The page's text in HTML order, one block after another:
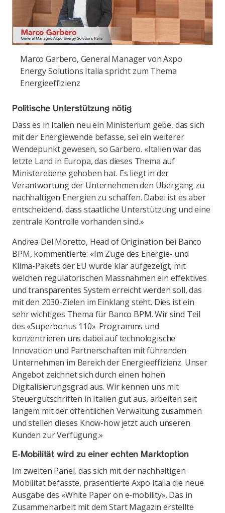
Marco Garbero, General Manager von Axpo
Energy Solutions Italia spricht zum Thema
Energieeffizienz
Politische Unterstützung nötig
Dass es in Italien neu ein Ministerium gebe, das sich
mit der Energiewende befasse, sei ein weiterer
Wendepunkt gewesen, so Garbero. «Italien war das
letzte Land in Europa, das dieses Thema auf
Ministerebene gehoben hat. Es liegt in der
Verantwortung der Unternehmen den Übergang zu
nachhaltigen Energien zu schaffen. Dabei ist es aber
entscheidend, dass staatliche Unterstützung und eine
zentrale Kontrolle vorhanden sind.»
Andrea Del Moretto, Head of Origination bei Banco
BPM, kommentierte: «Im Zuge des Energie- und
Klima-Pakets der EU wurde klar aufgezeigt, mit
welchen regulatorischen Massnahmen ein effektives
und transparentes System erreicht werden soll, das
mit den 2030-Zielen im Einklang steht. Dies ist ein
sehr wichtiges Thema für Banco BPM. Wir sind Teil
des «Superbonus 110»-Programms und
konzentrieren uns dabei auf technologische
Innovation und Partnerschaften mit führenden
Unternehmen im Bereich der Energieeffizienz. Unser
Angebot zeichnet sich durch einen hohen
Digitalisierungsgrad aus. Wir kennen uns mit
Steuergutschriften in Italien gut aus, arbeiten seit
langem mit der öffentlichen Verwaltung zusammen
und stellen dieses Know-how jetzt auch unseren
Kunden zur Verfügung.»
E-Mobilität wird zu einer echten Marktoption
Im zweiten Panel, das sich mit der nachhaltigen
Mobilität befasste, präsentierte Axpo Italia die neue
Ausgabe des «White Paper on e-mobility». Das in
Zusammenarbeit mit dem Start Magazin erstellte